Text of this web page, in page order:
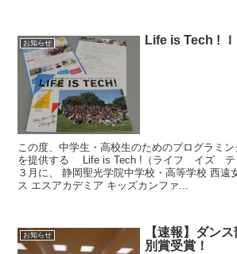
お知らせ Life is Tech !
この度、中学生・高校生のためのプログラミ
を提供する Life is Tech !（ライフ イズ テ
３月に、 静岡聖光学院中学校・高等学校 西遠
ス エスアカデミア キッズカンファ...
お知らせ
【速報】ダン
別賞受賞！